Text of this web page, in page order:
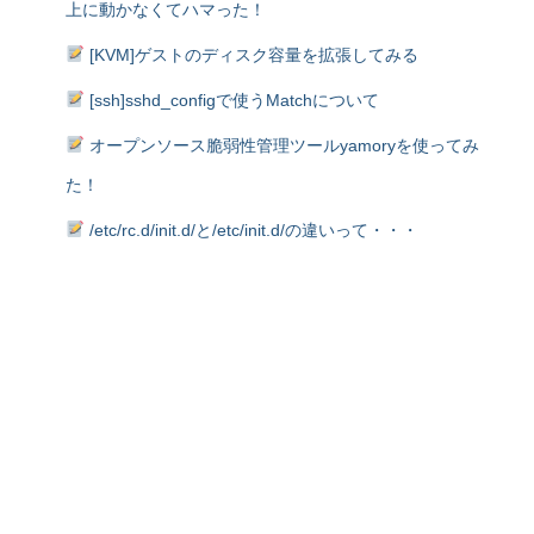
上に動かなくてハマった！
[KVM]ゲストのディスク容量を拡張してみる
[ssh]sshd_configで使うMatchについて
オープンソース脆弱性管理ツールyamoryを使ってみ
た！
/etc/rc.d/init.d/と/etc/init.d/の違いって・・・